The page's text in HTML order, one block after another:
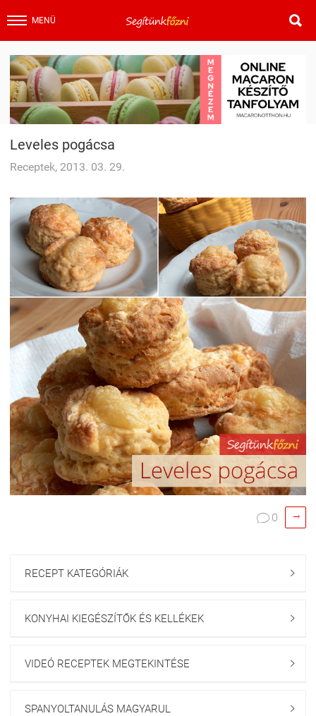
MENÜ 
Leveles pogácsa
Receptek, 2013. 03. 29.
 0 
RECEPT KATEGÓRIÁK 
KONYHAI KIEGÉSZÍTŐK ÉS KELLÉKEK 
VIDEÓ RECEPTEK MEGTEKINTÉSE 
SPANYOLTANULÁS MAGYARUL 